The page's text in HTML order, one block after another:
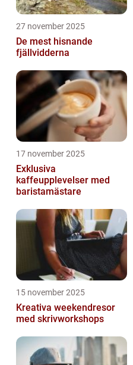
27 november 2025
De mest hisnande
fjällvidderna
17 november 2025
Exklusiva
kaffeupplevelser med
baristamästare
15 november 2025
Kreativa weekendresor
med skrivworkshops